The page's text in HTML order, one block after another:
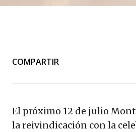
COMPARTIR
El próximo 12 de julio
la reivindicación con la